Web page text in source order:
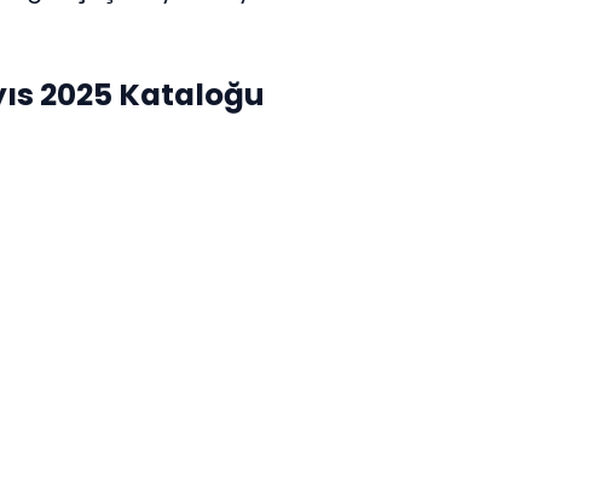
2025 Kataloğu